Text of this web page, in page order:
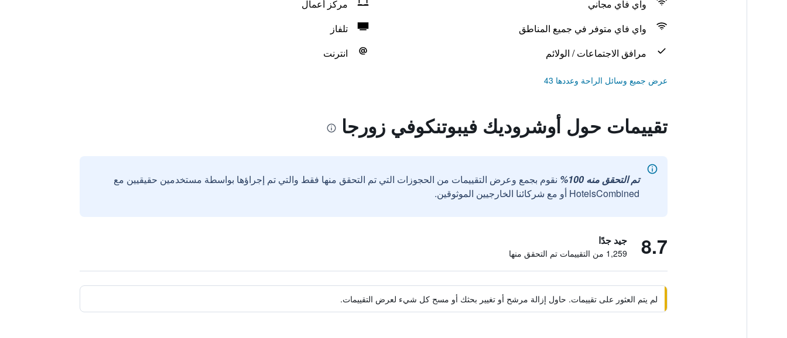
واي فاي مجاني
مركز أعمال
واي فاي متوفر في جميع المناطق
تلفاز
مرافق الاجتماعات / الولائم
انترنت
عرض جميع وسائل الراحة وعددها 43
تقييمات حول أوشروديك فيبوتنكوفي زورجا
تم التحقق منه 100%
نقوم بجمع وعرض التقييمات من الحجوزات التي تم التحقق منها فقط والتي تم إجراؤها بواسطة مستخدمين حقيقيين مع
HotelsCombined أو مع شركائنا الخارجيين الموثوقين.
8.7 جيد جدًا
1,259 من التقييمات تم التحقق منها
لم يتم العثور على تقييمات. حاول إزالة مرشح أو تغيير بحثك أو مسح كل شيء لعرض التقييمات.